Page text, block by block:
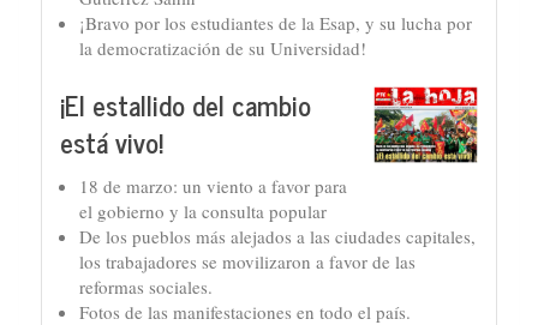
¡Bravo por los estudiantes de la Esap, y su lucha por
la democratización de su Universidad!
¡El estallido del cambio
está vivo!
18 de marzo: un viento a favor para
el gobierno y la consulta popular
De los pueblos más alejados a las ciudades capitales,
los trabajadores se movilizaron a favor de las
reformas sociales.
Fotos de las manifestaciones en todo el país.